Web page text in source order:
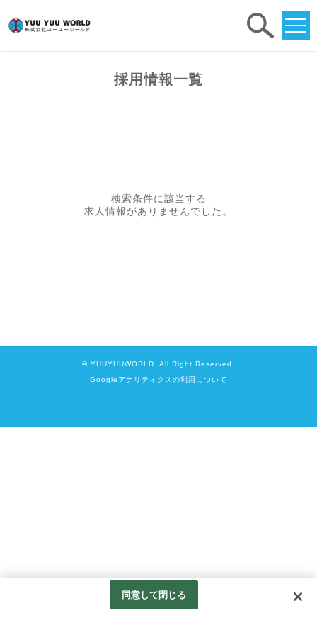
採用情報一覧
検索条件に該当する
求人情報がありませんでした。
© YUUYUUWORLD. All Right Reserved.
Googleアナリティクスの利用について
同意して閉じる